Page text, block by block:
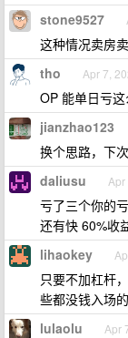
stone9527
这种情况卖房
tho Apr 7,
OP 能单日亏这
jianzhao123
换个思路，下
daliusu
亏了三个你的
还有快 60%收
lihaokey
只要不加杠杆
些都没钱入场
lulaolu Apr